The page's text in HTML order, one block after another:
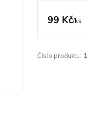
99 Kč/ks
Číslo produktu: